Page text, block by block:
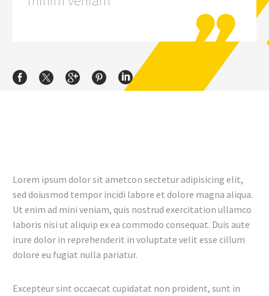

Lorem ipsum dolor sit ametcon sectetur adipisicing elit,
sed doiusmod tempor incidi labore et dolore magna aliqua.
Ut enim ad mini veniam, quis nostrud exercitation ullamco
laboris nisi ut aliquip ex ea commodo consequat. Duis aute
irure dolor in reprehenderit in voluptate velit esse cillum
dolore eu fugiat nulla pariatur.
Excepteur sint occaecat cupidatat non proident, sunt in